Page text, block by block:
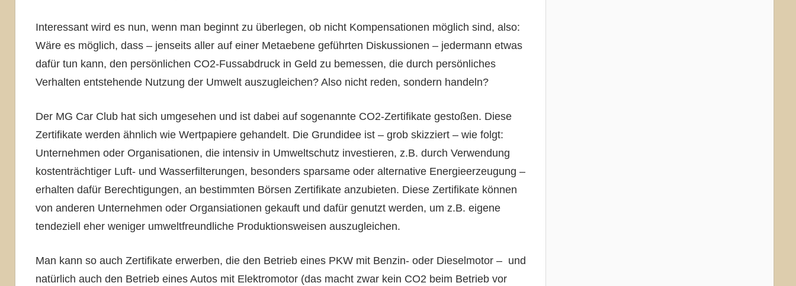
Interessant wird es nun, wenn man beginnt zu überlegen, ob nicht Kompensationen möglich sind, also:
Wäre es möglich, dass – jenseits aller auf einer Metaebene geführten Diskussionen – jedermann etwas
dafür tun kann, den persönlichen CO2-Fussabdruck in Geld zu bemessen, die durch persönliches
Verhalten entstehende Nutzung der Umwelt auszugleichen? Also nicht reden, sondern handeln?
Der MG Car Club hat sich umgesehen und ist dabei auf sogenannte CO2-Zertifikate gestoßen. Diese
Zertifikate werden ähnlich wie Wertpapiere gehandelt. Die Grundidee ist – grob skizziert – wie folgt:
Unternehmen oder Organisationen, die intensiv in Umweltschutz investieren, z.B. durch Verwendung
kostenträchtiger Luft- und Wasserfilterungen, besonders sparsame oder alternative Energieerzeugung –
erhalten dafür Berechtigungen, an bestimmten Börsen Zertifikate anzubieten. Diese Zertifikate können
von anderen Unternehmen oder Organsiationen gekauft und dafür genutzt werden, um z.B. eigene
tendeziell eher weniger umweltfreundliche Produktionsweisen auszugleichen.
Man kann so auch Zertifikate erwerben, die den Betrieb eines PKW mit Benzin- oder Dieselmotor – und
natürlich auch den Betrieb eines Autos mit Elektromotor (das macht zwar kein CO2 beim Betrieb vor